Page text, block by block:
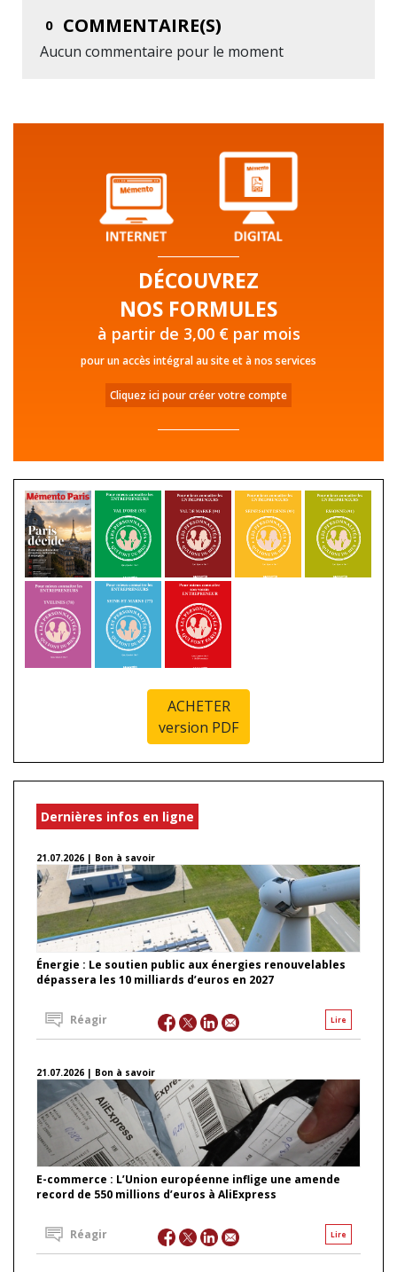
0 COMMENTAIRE(S)
Aucun commentaire pour le moment
DÉCOUVREZ
NOS FORMULES
à partir de 3,00 € par mois
pour un accès intégral au site et à nos services
Cliquez ici pour créer votre compte
ACHETER
version PDF
Dernières infos en ligne
21.07.2026 | Bon à savoir
Énergie : Le soutien public aux énergies renouvelables
dépassera les 10 milliards d’euros en 2027
Lire
Réagir
21.07.2026 | Bon à savoir
E-commerce : L’Union européenne inflige une amende
record de 550 millions d’euros à AliExpress
Lire
Réagir